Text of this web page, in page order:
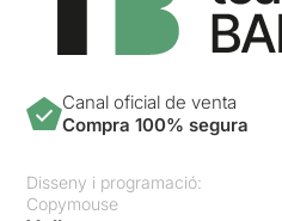
Canal oficial de venta
Compra 100% segura
Disseny i programació:
Copymouse